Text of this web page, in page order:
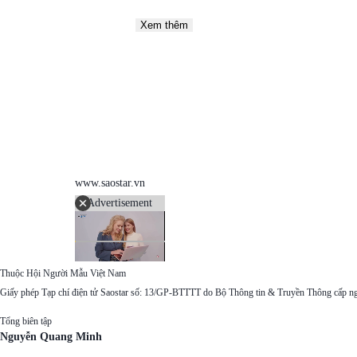
Xem thêm
www.saostar.vn
Advertisement
Thuộc Hội Người Mẫu Việt Nam
Giấy phép Tạp chí điện tử Saostar số: 13/GP-BTTTT do Bộ Thông tin & Truyền Thông cấp
Tổng biên tập
Nguyễn Quang Minh